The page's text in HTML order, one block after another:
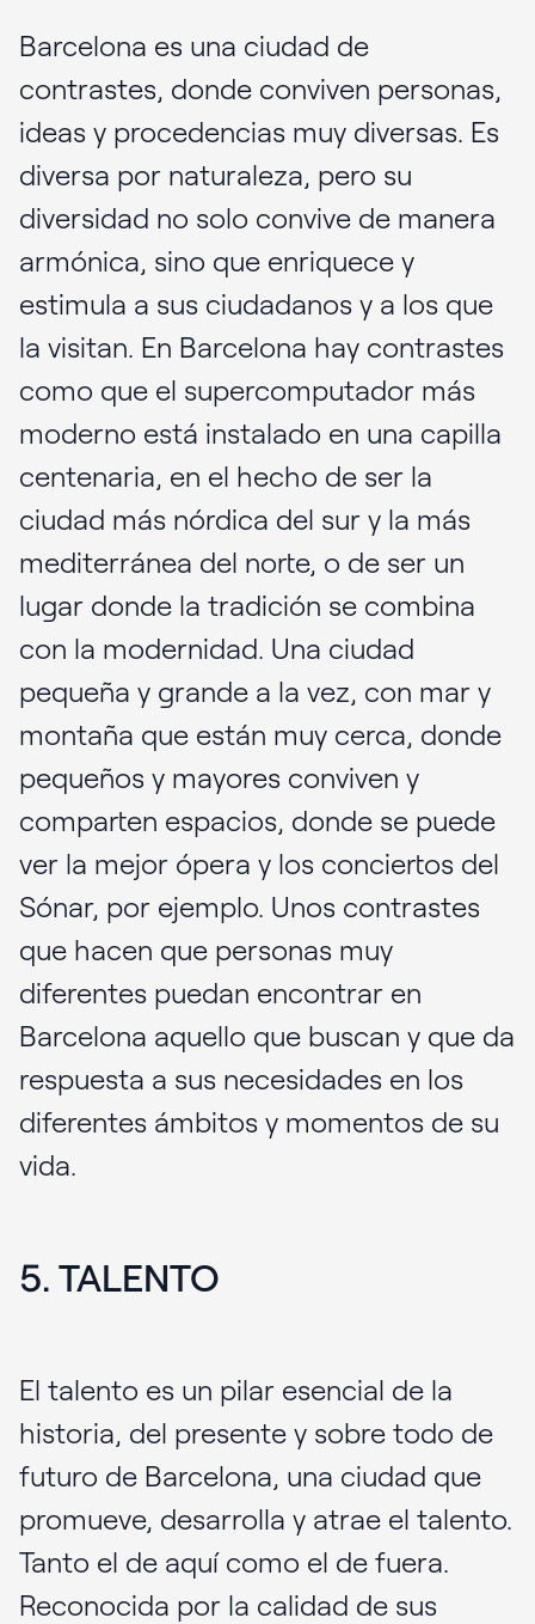
Barcelona es una ciudad de
contrastes, donde conviven personas,
ideas y procedencias muy diversas. Es
diversa por naturaleza, pero su
diversidad no solo convive de manera
armónica, sino que enriquece y
estimula a sus ciudadanos y a los que
la visitan. En Barcelona hay contrastes
como que el supercomputador más
moderno está instalado en una capilla
centenaria, en el hecho de ser la
ciudad más nórdica del sur y la más
mediterránea del norte, o de ser un
lugar donde la tradición se combina
con la modernidad. Una ciudad
pequeña y grande a la vez, con mar y
montaña que están muy cerca, donde
pequeños y mayores conviven y
comparten espacios, donde se puede
ver la mejor ópera y los conciertos del
Sónar, por ejemplo. Unos contrastes
que hacen que personas muy
diferentes puedan encontrar en
Barcelona aquello que buscan y que da
respuesta a sus necesidades en los
diferentes ámbitos y momentos de su
vida.
5. TALENTO
El talento es un pilar esencial de la
historia, del presente y sobre todo de
futuro de Barcelona, una ciudad que
promueve, desarrolla y atrae el talento.
Tanto el de aquí como el de fuera.
Reconocida por la calidad de sus